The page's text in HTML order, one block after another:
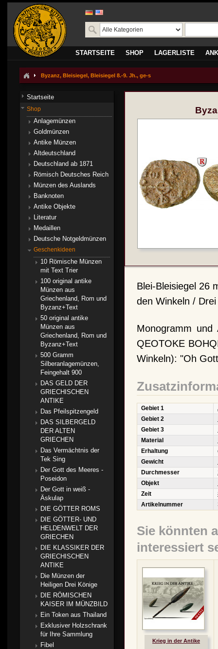
STARTSEITE SHOP LAGERLISTE
Byzanz, Bleisiegel, Bleisiegel 8.-9. Jh., ge-s
Blei-Bleisiegel 26
den Winkeln /
Monogramm
QEOTOKE
Winkeln): "Oh
Gebiet 1
Gebiet 2
Gebiet 3
Material
Erhaltung
Gewicht
Durchmesser
Objekt
Zeit
Artikelnummer
Sie könnten
interessiert
Krieg in der Antike
Startseite
Shop
Anlagemünzen
Goldmünzen
Antike Münzen
Altdeutschland
Deutschland ab 1871
Römisch Deutsches Reich
Münzen des Auslands
Banknoten
Antike Objekte
Literatur
Medaillen
Deutsche Notgeldmünzen
Geschenkideen
10 Römische Münzen
mit Text Trier
100 original antike
Münzen aus
Griechenland, Rom und
Byzanz+Text
50 original antike
Münzen aus
Griechenland, Rom und
Byzanz+Text
500 Gramm
Silberanlagemünzen,
Feingehalt 900
DAS GELD DER
GRIECHISCHEN
ANTIKE
Das Pfeilspitzengeld
DAS SILBERGELD
DER ALTEN
GRIECHEN
Das Vermächtnis der
Tek Sing
Der Gott des Meeres -
Poseidon
Der Gott in weiß -
Äskulap
DIE GÖTTER ROMS
DIE GÖTTER- UND
HELDENWELT DER
GRIECHEN
DIE KLASSIKER DER
GRIECHISCHEN
ANTIKE
Die Münzen der
Heiligen Drei Könige
DIE RÖMISCHEN
KAISER IM MÜNZBILD
Ein Token aus Thailand
Exklusiver Holzschrank
für Ihre Sammlung
Fibel